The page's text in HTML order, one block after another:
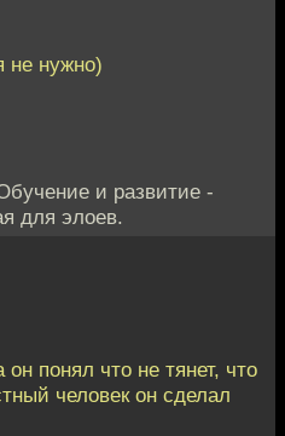
не нужно)
и развитие -
для элоев.
понял что не тянет, что
человек он сделал